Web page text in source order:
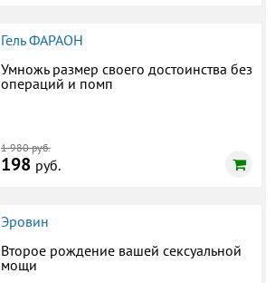
Гель ФАРАОН
Умножь размер своего достоинства без
операций и помп
1 980 руб.
198 руб.
Эровин
Второе рождение вашей сексуальной
мощи